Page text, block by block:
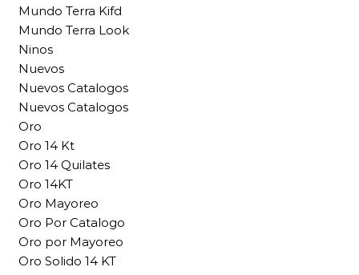
Mundo Terra Kifd
Mundo Terra Look
Ninos
Nuevos
Nuevos Catalogos
Nuevos Catalogos
Oro
Oro 14 Kt
Oro 14 Quilates
Oro 14KT
Oro Mayoreo
Oro Por Catalogo
Oro por Mayoreo
Oro Solido 14 KT